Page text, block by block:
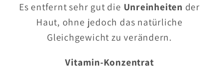
Es entfernt sehr gut die Unreinheiten der
Haut, ohne jedoch das natürliche
Gleichgewicht zu verändern.
Vitamin-Konzentrat